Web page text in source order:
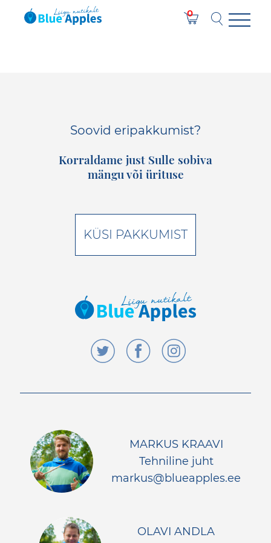
0
Soovid eripakkumist?
Korraldame just Sulle sobiva
mängu või ürituse
KÜSI PAKKUMIST
MARKUS KRAAVI
Tehniline juht
markus@blueapples.ee
OLAVI ANDLA